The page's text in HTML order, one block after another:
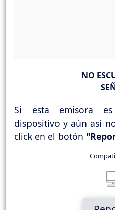
NO
Si esta emisora
dispositivo y aún así
click en el botón